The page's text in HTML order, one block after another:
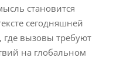
становится
сегодняшней
вызовы требуют
на глобальном